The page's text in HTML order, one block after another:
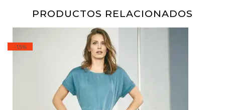
PRODUCTOS RELACIONADOS
-15%